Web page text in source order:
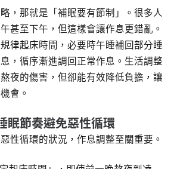
，那就是「補眠要有節制」。很多人
甚至下午，但這樣會讓作息更錯亂。
律起床時間，必要時午睡補回部分睡
，循序漸進調回正常作息。生活調整
夜的傷害，但卻能有效降低負擔，讓
會。
眠節奏避免惡性循環
性循環的狀況，作息調整至關重要。